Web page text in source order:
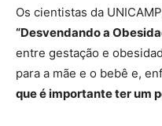
Os cientistas da
“Desvendando a
entre gestação e
para a mãe e o bebê e,
que é importante ter um